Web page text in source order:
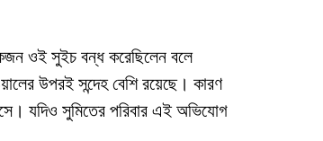
ওই সুইচ বন্ধ করেছিলেন বলে
উপরই সন্দেহ বেশি রয়েছে। কারণ
যদিও সুমিতের পরিবার এই অভিযোগ